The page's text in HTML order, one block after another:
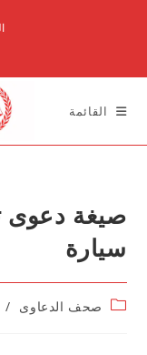
القائمة
صيغة
سيارة
Postصحف الدعاوى /